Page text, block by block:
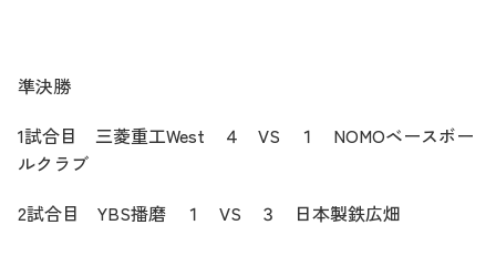
準決勝
1試合目 三菱重工West ４ VS １ NOMOベースボー
ルクラブ
2試合目 YBS播磨 １ VS ３ 日本製鉄広畑